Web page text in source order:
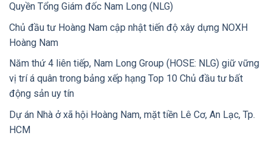
Quyền Tổng Giám đốc Nam Long (NLG)
Chủ đầu tư Hoàng Nam cập nhật tiến độ xây dựng NOXH
Hoàng Nam
Năm thứ 4 liên tiếp, Nam Long Group (HOSE: NLG) giữ vững
vị trí á quân trong bảng xếp hạng Top 10 Chủ đầu tư bất
động sản uy tín
Dự án Nhà ở xã hội Hoàng Nam, mặt tiền Lê Cơ, An Lạc, Tp.
HCM